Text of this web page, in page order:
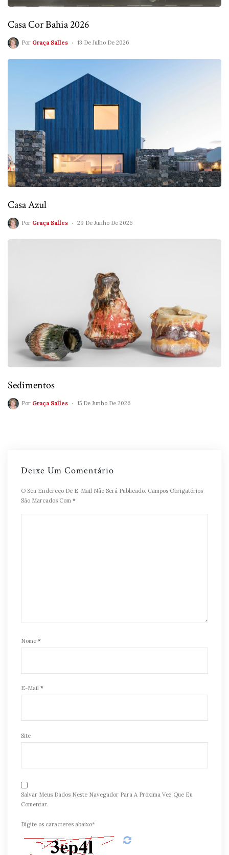
Casa Cor Bahia 2026
Por Graça Salles 13 De Julho De 2026
Casa Azul
Por Graça Salles 29 De Junho De 2026
Sedimentos
Por Graça Salles 15 De Junho De 2026
Deixe Um Comentário
O Seu Endereço De E-Mail Não Será Publicado. Campos Obrigatórios
São Marcados Com *
Nome *
E-Mail *
Site
Salvar Meus Dados Neste Navegador Para A Próxima Vez Que Eu
Comentar.
Digite os caracteres abaixo*